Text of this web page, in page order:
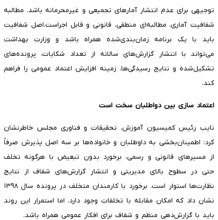
توجیهی برای عدم انتشار آمارهای تجمیعی و غیرمحرمانه باشد. مطالبه
شفافیت آماری، مطالبه‌ای منطقی، قانونی و قابل اجراست.اصل شفافیت
باید با یک برنامه زمان‌بندی‌شده همراه باشد و وزارت بهداشت
می‌تواند با انتشار گزارش‌های سالانه از تعداد شکایات، پرونده‌های
تشکیل‌شده و نتایج رسیدگی‌ها، زمینه افزایش اعتماد عمومی را فراهم
کند.
اعتماد سازی بین دواطلبان سخت است
نایب رئیس کمیسیون آموزش، تحقیقات و فناوری مجلس خاطرنشان
کرد: اطمینان‌بخشی به داوطلبان و خانواده‌ها بر سه اصل پذیرش صرفاً
از مسیرهای قانونی و رسمی، برخورد بدون تبعیض با هرگونه تخلف
حتی در سطوح بالای مدیریتی و انتشار گزارش‌های شفاف از نتایج
نظارت‌ها استوار است. برخورد با کارمندان متخلف در پرونده سال ۱۳۹۸
نشان داد که امکان مقابله با تخلفات وجود دارد، اما استمرار این روند
باید با گزارش‌دهی منظم و شفاف برای افکار عمومی همراه باشد.